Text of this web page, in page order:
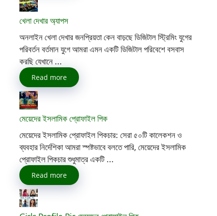
খেলা দেখার অ্যাপস
অনলাইন খেলা দেখার জনপ্রিয়তা কেন বাড়ছে ডিজিটাল স্ট্রিমিং যুগের
পরিবর্তন বর্তমান যুগে আমরা এমন একটি ডিজিটাল পরিবেশে বসবাস
করছি যেখানে ...
Read more
মেয়েদের ইসলামিক প্রোফাইল পিক
মেয়েদের ইসলামিক প্রোফাইল পিকচার: সেরা ৫০টি কালেকশন ও
ব্যবহার নির্দেশিকা আমরা স্পষ্টভাবে বলতে পারি, মেয়েদের ইসলামিক
প্রোফাইল পিকচার শুধুমাত্র একটি ...
Read more